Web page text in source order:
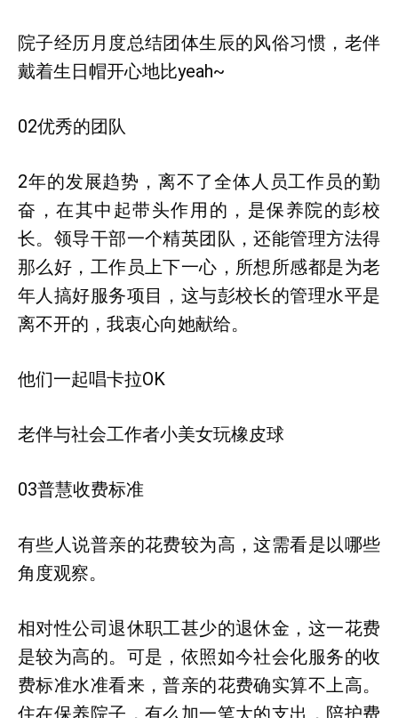
院子经历月度总结团体生辰的风俗习惯，老伴
戴着生日帽开心地比yeah~
02优秀的团队
2年的发展趋势，离不了全体人员工作员的勤
奋，在其中起带头作用的，是保养院的彭校
长。领导干部一个精英团队，还能管理方法得
那么好，工作员上下一心，所想所感都是为老
年人搞好服务项目，这与彭校长的管理水平是
离不开的，我衷心向她献给。
他们一起唱卡拉OK
老伴与社会工作者小美女玩橡皮球
03普慧收费标准
有些人说普亲的花费较为高，这需看是以哪些
角度观察。
相对性公司退休职工甚少的退休金，这一花费
是较为高的。可是，依照如今社会化服务的收
费标准水准看来，普亲的花费确实算不上高。
住在保养院子，有么加一笔大的支出，陪护费